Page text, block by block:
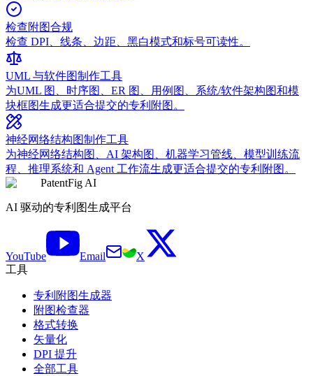
检查附图合规
检查 DPI、线条、边距、黑白模式和标号可读性。
UML 与软件图制作工具
为UML 图、时序图、ER 图、用例图、系统/软件架构图和模
块框图生成更适合提交的专利附图。
神经网络结构图制作工具
为神经网络结构图、AI 架构图、机器学习管线、模型训练流
程、推理系统和 Agent 工作流生成更适合提交的专利附图。
PatentFig AI
AI 驱动的专利图生成平台
YouTube Email
X
工具
专利附图生成器
附图检查器
格式转换
矢量化
DPI 提升
全部工具